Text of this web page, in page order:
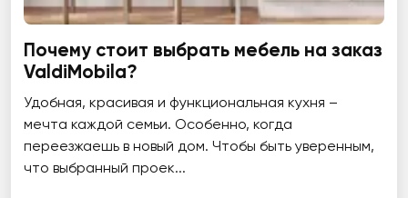
Почему стоит выбрать мебель на заказ
ValdiMobila?
Удобная, красивая и функциональная кухня –
мечта каждой семьи. Особенно, когда
переезжаешь в новый дом. Чтобы быть уверенным,
что выбранный проек...